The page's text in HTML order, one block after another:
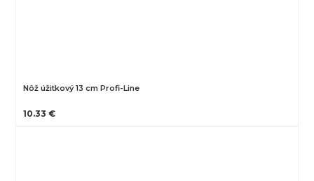
Nôž úžitkový 13 cm Profi-Line
10.33 €